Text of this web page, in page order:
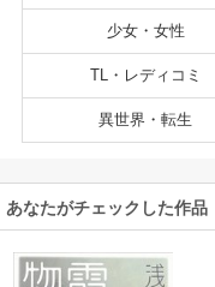
少女・女性
TL・レディコミ
異世界・転生
あなたがチェックした作品